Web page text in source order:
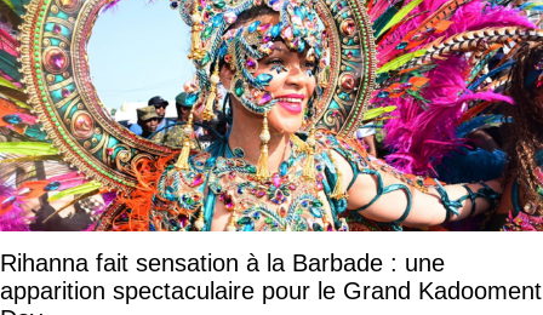
Rihanna fait sensation à la Barbade : une
apparition spectaculaire pour le Grand Kadooment